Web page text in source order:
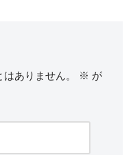
ありません。 ※ が